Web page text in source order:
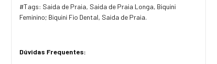
#Tags: Saida de Praia, Saida de Praia Longa, Biquini
Feminino; Biquini Fio Dental, Saida de Praia.
Dúvidas Frequentes: